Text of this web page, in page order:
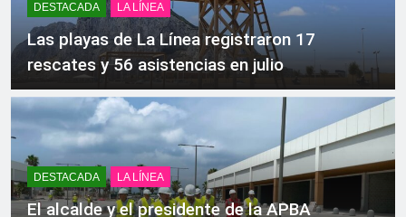
DESTACADA LA LÍNEA
Las playas de La Línea registraron 17
rescates y 56 asistencias en julio
DESTACADA LA LÍNEA
El alcalde y el presidente de la APBA